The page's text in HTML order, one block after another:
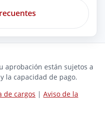
aprobación están sujetos a
la capacidad de pago.
de cargos | Aviso de la